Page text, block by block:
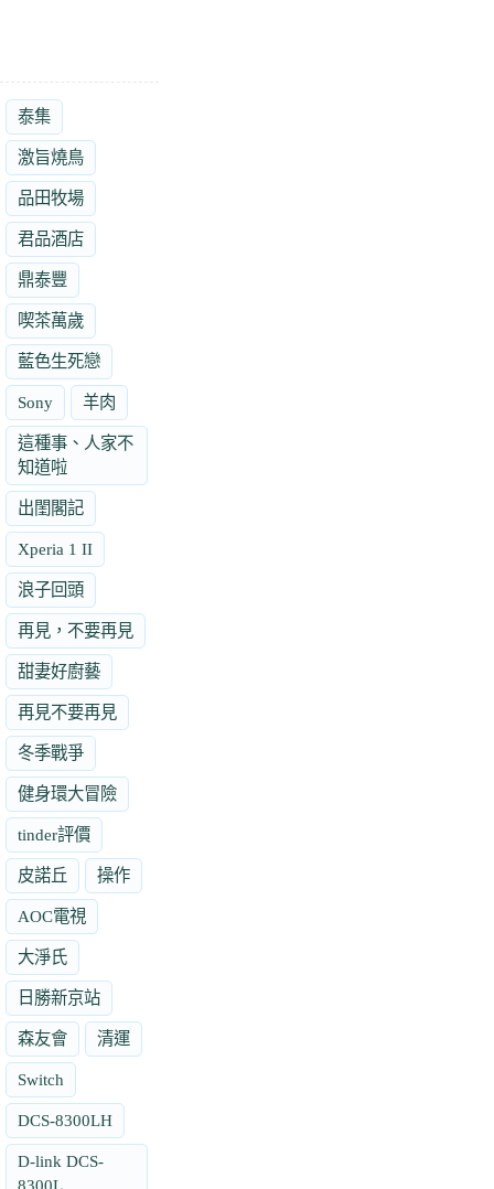
泰集
激旨燒鳥
品田牧場
君品酒店
鼎泰豐
喫茶萬歲
藍色生死戀
Sony 羊肉
這種事、人家不
知道啦
出閨閣記
Xperia 1 II
浪子回頭
再見，不要再見
甜妻好廚藝
再見不要再見
冬季戰爭
健身環大冒險
tinder評價
皮諾丘 操作
AOC電視
大淨氏
日勝新京站
森友會 清運
Switch
DCS-8300LH
D-link DCS-